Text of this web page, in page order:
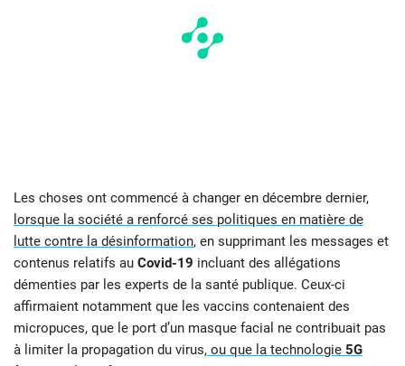
Les choses ont commencé à changer en décembre dernier,
lorsque la société a renforcé ses politiques en matière de
lutte contre la désinformation, en supprimant les messages et
contenus relatifs au Covid-19 incluant des allégations
démenties par les experts de la santé publique. Ceux-ci
affirmaient notamment que les vaccins contenaient des
micropuces, que le port d’un masque facial ne contribuait pas
à limiter la propagation du virus, ou que la technologie 5G